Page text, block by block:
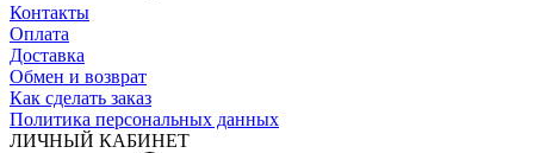
Контакты
Оплата
Доставка
Обмен и возврат
Как сделать заказ
Политика персональных данных
ЛИЧНЫЙ КАБИНЕТ